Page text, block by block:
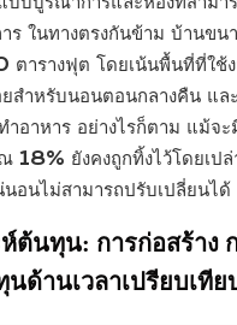
ร ในทางตรงกันข้าม บ้านขน
รางฟุต โดยเน้นพื้นที่ที่ใช้ง
ยสำหรับนอนตอนกลางคืน แล
ำอาหาร อย่างไรก็ตาม แม้จะ
18% ยังคงถูกทิ้งไว้โดยเปล่
อนไม่สามารถปรับเปลี่ยนได้
ห์ต้นทุน: การก่อสร้าง
นด้านเวลาเปรียบเทีย